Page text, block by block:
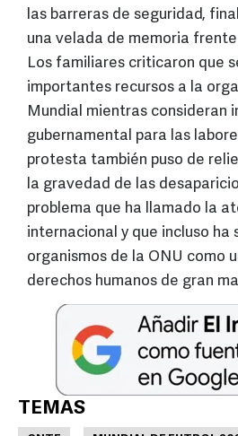
las barreras de seguridad,
una velada de memoria
Los familiares criticaron que
importantes recursos a la
Mundial mientras consideran
gubernamental para las
protesta también puso de
la gravedad de las
problema que ha llamado la
internacional y que incluso ha
organismos de la ONU como
derechos humanos de gran
TEMAS